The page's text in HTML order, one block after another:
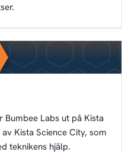
Labs ut på Kista
Kista Science City, som
teknikens hjälp.